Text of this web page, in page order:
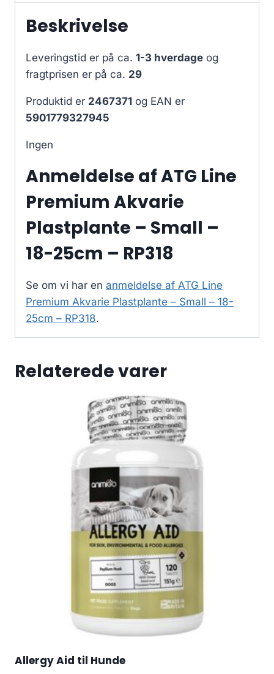
Beskrivelse
Leveringstid er på ca. 1-3 hverdage og
fragtprisen er på ca. 29
Produktid er 2467371 og EAN er
5901779327945
Ingen
Anmeldelse af ATG Line
Premium Akvarie
Plastplante – Small –
18-25cm – RP318
Se om vi har en anmeldelse af ATG Line
Premium Akvarie Plastplante – Small – 18-
25cm – RP318.
Relaterede varer
Allergy Aid til Hunde